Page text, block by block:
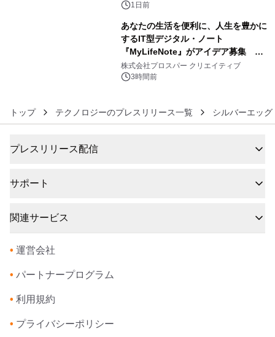
開催～
1日前
あなたの生活を便利に、人生を豊かに
するIT型デジタル・ノート
『MyLifeNote』がアイデア募集 優
秀賞100名に1年間無償試用
株式会社プロスパー クリエイティブ
3時間前
トップ テクノロジーのプレスリリース一覧 シルバーエッ
プレスリリース配信
サポート
関連サービス
• 運営会社
• パートナープログラム
• 利用規約
• プライバシーポリシー